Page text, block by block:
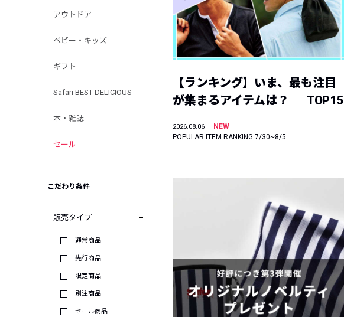
アウトドア
ベビー・キッズ
ギフト
Safari BEST DELICIOUS
本・雑誌
セール
こだわり条件
販売タイプ
通常商品
先行商品
限定商品
別注商品
セール商品
【ランキング】いま、最も注目
が集まるアイテムは？ ｜ TOP15
2026.08.06
NEW
POPULAR ITEM RANKING 7/30~8/5